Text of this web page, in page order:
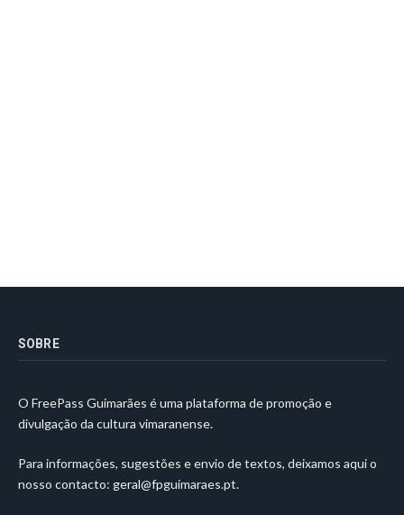
SOBRE
O FreePass Guimarães é uma plataforma de promoção e
divulgação da cultura vimaranense.
Para informações, sugestões e envio de textos, deixamos aqui o
nosso contacto: geral@fpguimaraes.pt.